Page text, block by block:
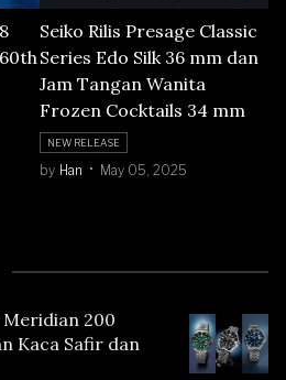
Seiko Rilis Presage Classic
Series Edo Silk 36 mm dan
Jam Tangan Wanita
Frozen Cocktails 34 mm
NEW RELEASE
by Han May 05, 2025
200
Kaca Safir dan